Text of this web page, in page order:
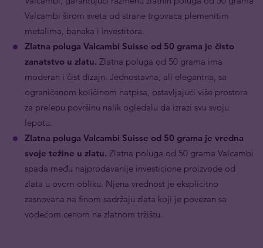
Valcambi širom sveta od strane trgovaca plemenitim
metalima, banaka i investitora.
Zlatna poluga Valcambi Suisse od 50 grama je čisto
zanatstvo u zlatu. Zlatna poluga od 50 grama ima
moderan i čist dizajn. Jednostavna, ali elegantna, sa
ograničenom količinom natpisa, ostavljajući više prostora
za prelepu površinu nalik ogledalu da izrazi svu svoju
lepotu.
Zlatna poluga Valcambi Suisse od 50 grama je vredna
svoje težine u zlatu. Zlatna poluga od 50 grama Valcambi
spada među najprodavanije investicione proizvode od
zlata u ovom obliku. Njena vrednost je eksplicitno
zasnovana na finom sadržaju zlata koji je povezan sa
vodećom cenom na zlatnom tržištu.